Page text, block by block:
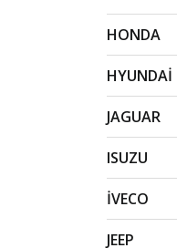
HONDA
HYUNDAİ
JAGUAR
ISUZU
İVECO
JEEP